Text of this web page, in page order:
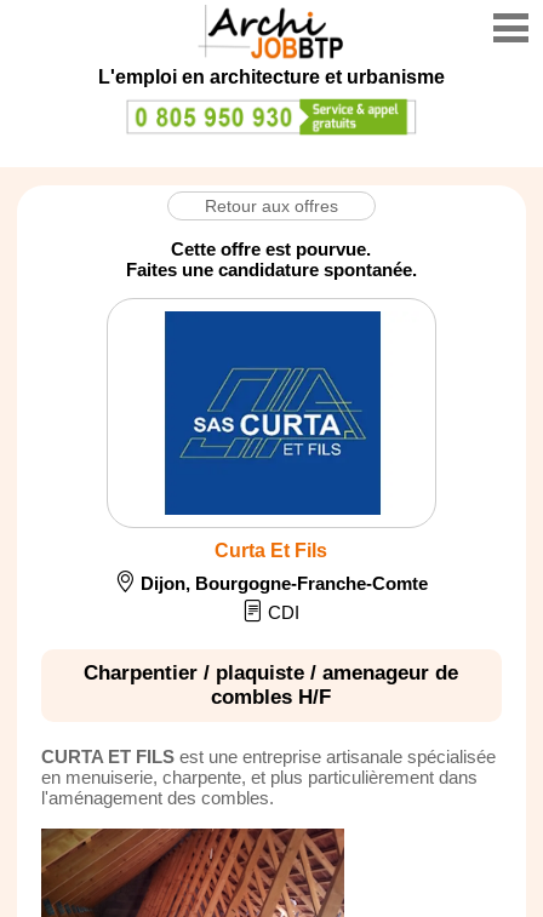
L'emploi en architecture et urbanisme
Retour aux offres
Cette offre est pourvue.
Faites une candidature spontanée.
Curta Et Fils
Dijon, Bourgogne-Franche-Comte
CDI
Charpentier / plaquiste / amenageur de
combles H/F
CURTA ET FILSest une entreprise artisanale spécialisée
en menuiserie, charpente, et plus particulièrement dans
l'aménagement des combles.